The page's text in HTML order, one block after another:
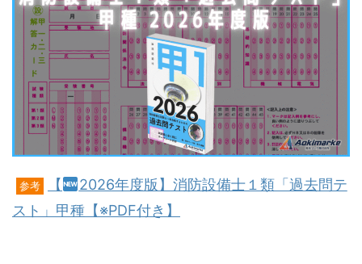
参考 【
2026年度版】消防設備士１類「過去問テ
スト」甲種【※PDF付き】